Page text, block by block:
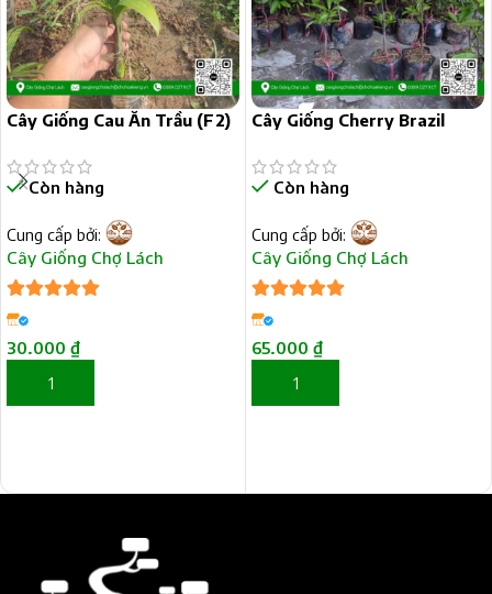
Cây Giống Cau Ăn Trầu (F2)
Còn hàng
Cung cấp bởi:
Cây Giống Chợ Lách
5trên 5
30.000 ₫
THÊM VÀO GIỎ HÀNG
Cây Giống Cherry Brazil
Còn hàng
Cung cấp bởi:
Cây Giống Chợ Lách
5trên 5
65.000 ₫
THÊM VÀO GIỎ HÀNG